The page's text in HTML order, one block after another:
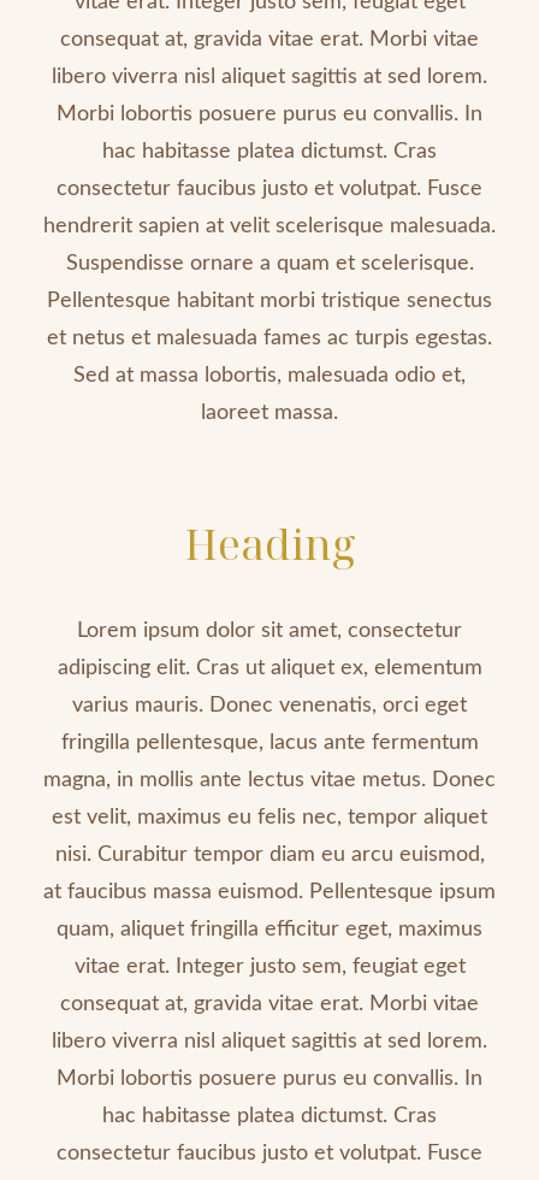
consequat at, gravida vitae erat. Morbi vitae
libero viverra nisl aliquet sagittis at sed lorem.
Morbi lobortis posuere purus eu convallis. In
hac habitasse platea dictumst. Cras
consectetur faucibus justo et volutpat. Fusce
hendrerit sapien at velit scelerisque malesuada.
Suspendisse ornare a quam et scelerisque.
Pellentesque habitant morbi tristique senectus
et netus et malesuada fames ac turpis egestas.
Sed at massa lobortis, malesuada odio et,
laoreet massa.
Heading
Lorem ipsum dolor sit amet, consectetur
adipiscing elit. Cras ut aliquet ex, elementum
varius mauris. Donec venenatis, orci eget
fringilla pellentesque, lacus ante fermentum
magna, in mollis ante lectus vitae metus. Donec
est velit, maximus eu felis nec, tempor aliquet
nisi. Curabitur tempor diam eu arcu euismod,
at faucibus massa euismod. Pellentesque ipsum
quam, aliquet fringilla efficitur eget, maximus
vitae erat. Integer justo sem, feugiat eget
consequat at, gravida vitae erat. Morbi vitae
libero viverra nisl aliquet sagittis at sed lorem.
Morbi lobortis posuere purus eu convallis. In
hac habitasse platea dictumst. Cras
consectetur faucibus justo et volutpat. Fusce